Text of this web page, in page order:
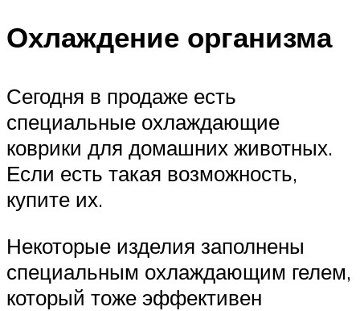
Охлаждение организма
Сегодня в продаже есть
специальные охлаждающие
коврики для домашних животных.
Если есть такая возможность,
купите их.
Некоторые изделия заполнены
специальным охлаждающим гелем,
который тоже эффективен